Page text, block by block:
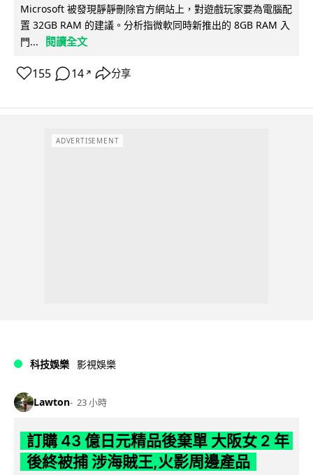
Microsoft 被發現靜靜刪除官方網站上，對遊戲玩家要為電腦配
置 32GB RAM 的建議。分析指微軟同時新推出的 8GB RAM 入
門...
閱讀全文
155 14 ↗ 分享
ADVERTISEMENT
科技娛樂 影視娛樂
Lawton 23 小時
訂購 43 億日元精品後棄單 大阪女 2 年
後終被捕 涉海賊王,火影周邊產品